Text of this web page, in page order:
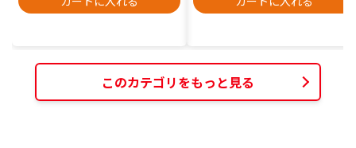
このカテゴリをもっと見る